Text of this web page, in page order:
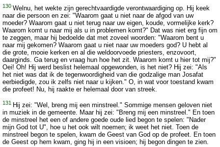
130 Welnu, het wekte zijn gerechtvaardigde verontwaardiging op. Hij keek
naar die persoon en zei: "Waarom gaat u niet naar de afgod van uw
moeder? Waarom gaat u niet terug naar uw eigen, koude, vormelijke kerk?
Waarom komt u naar mij als u in problemen komt?" Dat was niet erg fijn om
te zeggen, maar hij bedoelde dat met zoveel woorden: "Waarom bent u
naar mij gekomen? Waarom gaat u niet naar uw moeders god? U hebt al
die grote, mooie kerken en al die weldoorvoede priesters, enzovoort,
daarginds. Ga terug en vraag hun hoe het zit. Waarom komt u hier tot mij?"
Oei! Oh! Hij werd beslist helemaal opgewonden, is het niet? Hij zei: "Als
het niet was dat ik de tegenwoordigheid van die godzalige man Josafat
eerbiedigde, zou ik zelfs niet naar u kijken." O, in wat voor toestand kwam
die profeet! Nu, hij raakte er helemaal door van streek.
131 Hij zei: "Wel, breng mij een minstreel." Sommige mensen geloven niet
in muziek in de gemeente. Maar hij zei: "Breng mij een minstreel." En toen
de minstreel het een of andere goede oude lied begon te spelen: "Nader
mijn God tot U", hoe u het ook wilt noemen; ik weet het niet. Toen de
minstreel begon te spelen, kwam de Geest van God op de profeet. En toen
de Geest op hem kwam, ging hij in een visioen; hij begon dingen te zien.